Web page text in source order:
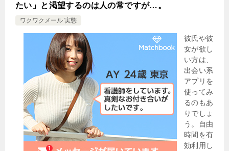
たい」と渇望するのは人の常ですが…。
ワクワクメール 実態
彼氏や彼
女が欲し
い方は、
出会い系
アプリを
使ってみ
るのもあ
りでしょ
う。自由
時間を有
効利用し